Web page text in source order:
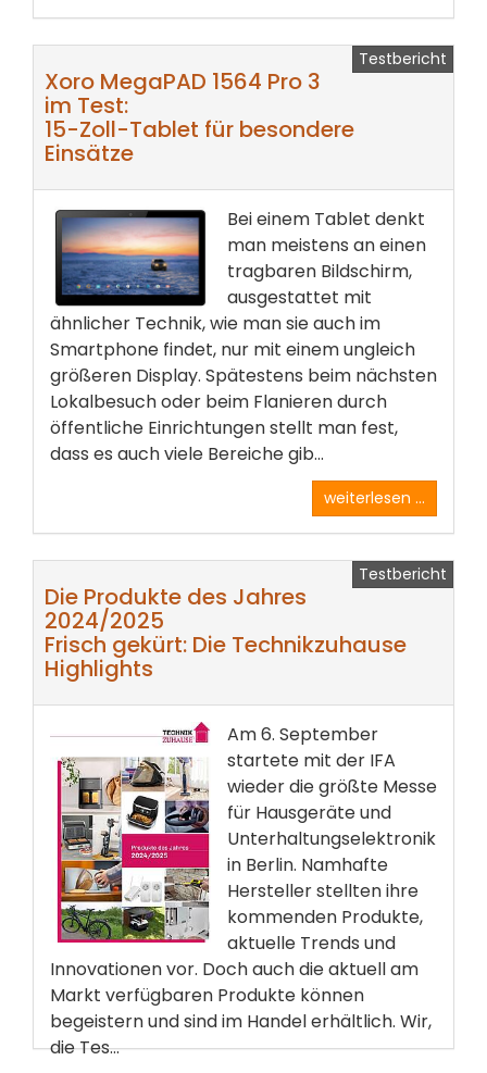
Testbericht
Xoro MegaPAD 1564 Pro 3
im Test:
15-Zoll-Tablet für besondere
Einsätze
Bei einem Tablet denkt
man meistens an einen
tragbaren Bildschirm,
ausgestattet mit
ähnlicher Technik, wie man sie auch im
Smartphone findet, nur mit einem ungleich
größeren Display. Spätestens beim nächsten
Lokalbesuch oder beim Flanieren durch
öffentliche Einrichtungen stellt man fest,
dass es auch viele Bereiche gib...
weiterlesen ...
Testbericht
Die Produkte des Jahres
2024/2025
Frisch gekürt: Die Technikzuhause
Highlights
Am 6. September
startete mit der IFA
wieder die größte Messe
für Hausgeräte und
Unterhaltungselektronik
in Berlin. Namhafte
Hersteller stellten ihre
kommenden Produkte,
aktuelle Trends und
Innovationen vor. Doch auch die aktuell am
Markt verfügbaren Produkte können
begeistern und sind im Handel erhältlich. Wir,
die Tes...